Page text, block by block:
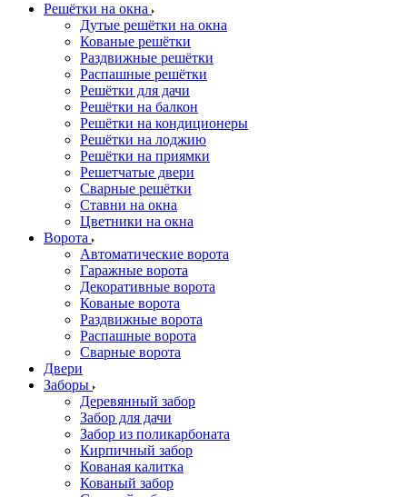
Решётки на окна
Дутые решётки на окна
Кованые решётки
Раздвижные решётки
Распашные решётки
Решётки для дачи
Решётки на балкон
Решётки на кондиционеры
Решётки на лоджию
Решётки на приямки
Решетчатые двери
Сварные решётки
Ставни на окна
Цветники на окна
Ворота
Автоматические ворота
Гаражные ворота
Декоративные ворота
Кованые ворота
Раздвижные ворота
Распашные ворота
Сварные ворота
Двери
Заборы
Деревянный забор
Забор для дачи
Забор из поликарбоната
Кирпичный забор
Кованая калитка
Кованый забор